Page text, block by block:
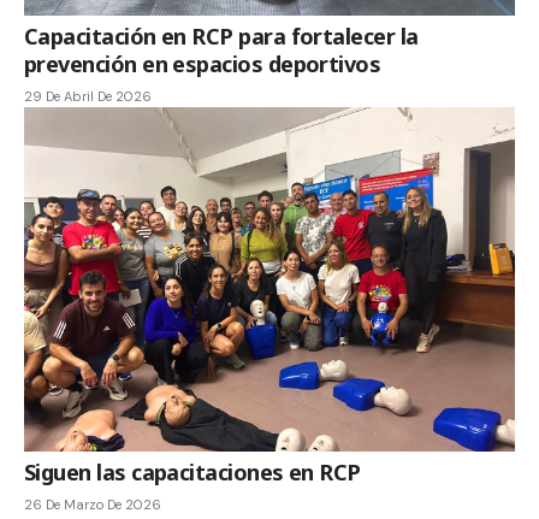
Capacitación en RCP para fortalecer la
prevención en espacios deportivos
29 De Abril De 2026
Siguen las capacitaciones en RCP
26 De Marzo De 2026